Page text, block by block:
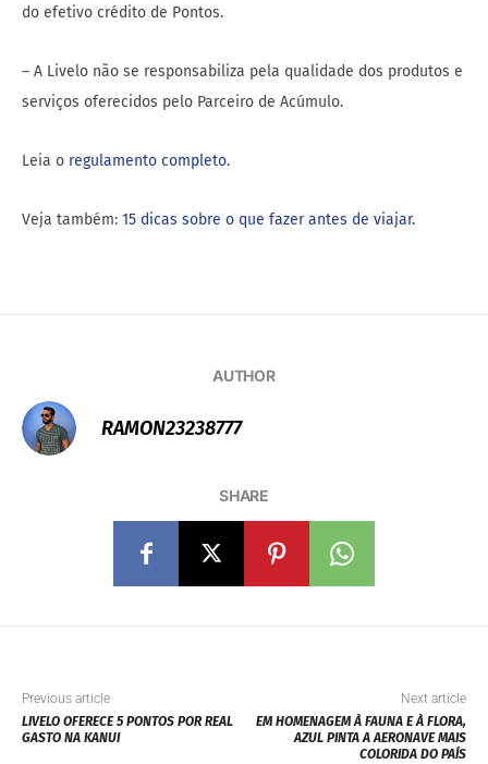
do efetivo crédito de Pontos.
– A Livelo não se responsabiliza pela qualidade dos produtos e
serviços oferecidos pelo Parceiro de Acúmulo.
Leia o regulamento completo.
Veja também: 15 dicas sobre o que fazer antes de viajar.
AUTHOR
RAMON23238777
SHARE
Previous article
LIVELO OFERECE 5 PONTOS POR REAL
GASTO NA KANUI
Next article
EM HOMENAGEM À FAUNA E À FLORA,
AZUL PINTA A AERONAVE MAIS
COLORIDA DO PAÍS